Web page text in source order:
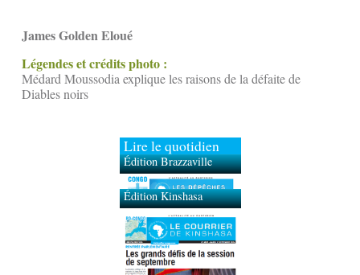
James Golden Eloué
Légendes et crédits photo :
Médard Moussodia explique les raisons de la défaite de
Diables noirs
Lire le quotidien
Édition Brazzaville
Édition Kinshasa